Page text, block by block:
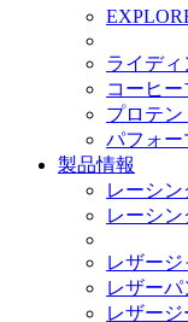
ライデ
コーヒ
プロテ
パフォー
製品情報
レーシ
レーシン
レザージ
レザーパ
レザー